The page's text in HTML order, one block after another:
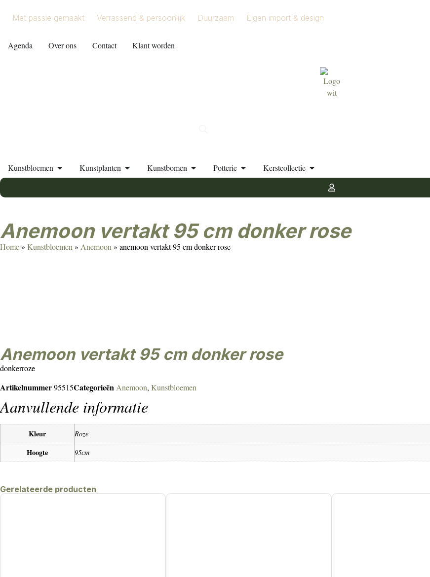
Met passie gemaakt Verrassend & persoonlijk Duurzaam Eigen import & design
Agenda Over ons Contact Klant worden
Kunstbloemen Kunstplanten Kunstbomen Potterie Kerstcollectie
anemoon vertakt 95 cm donker rose
Home» Kunstbloemen » Anemoon » anemoon vertakt 95 cm donker rose
anemoon vertakt 95 cm donker rose
donkerroze
Artikelnummer95515Categorieën Anemoon, Kunstbloemen
Aanvullende informatie
Kleur Roze
Hoogte 95cm
Gerelateerde producten